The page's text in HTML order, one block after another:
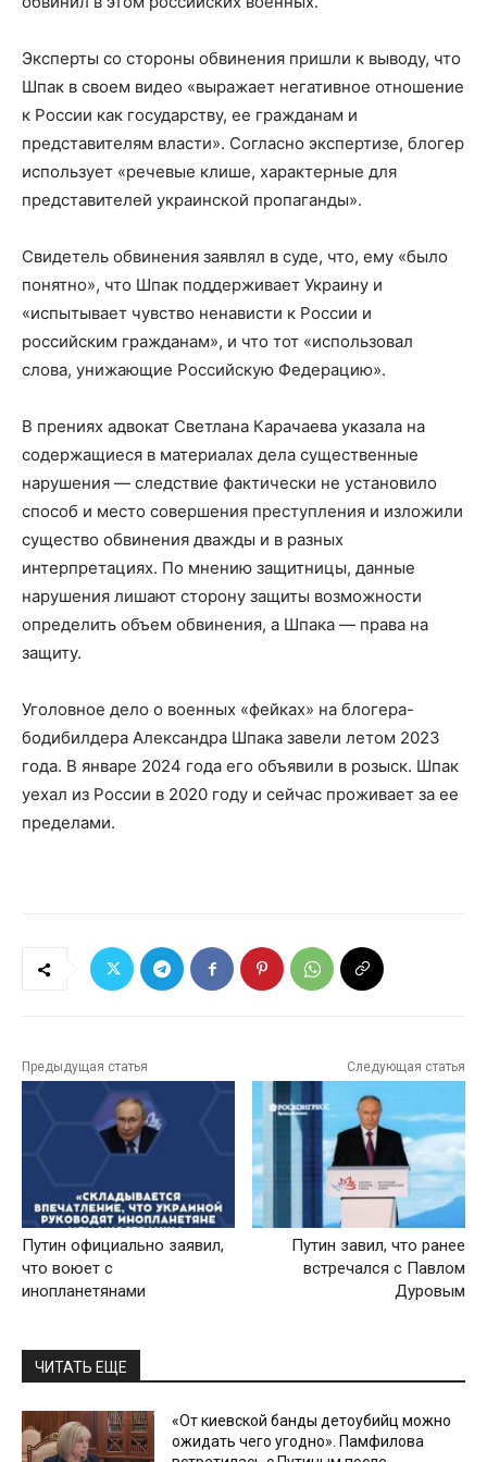
Эксперты со стороны обвинения пришли к выводу, что
Шпак в своем видео «выражает негативное отношение
к России как государству, ее гражданам и
представителям власти». Согласно экспертизе, блогер
использует «речевые клише, характерные для
представителей украинской пропаганды».
Свидетель обвинения заявлял в суде, что, ему «было
понятно», что Шпак поддерживает Украину и
«испытывает чувство ненависти к России и
российским гражданам», и что тот «использовал
слова, унижающие Российскую Федерацию».
В прениях адвокат Светлана Карачаева указала на
содержащиеся в материалах дела существенные
нарушения — следствие фактически не установило
способ и место совершения преступления и изложили
существо обвинения дважды и в разных
интерпретациях. По мнению защитницы, данные
нарушения лишают сторону защиты возможности
определить объем обвинения, а Шпака — права на
защиту.
Уголовное дело о военных «фейках» на блогера-
бодибилдера Александра Шпака завели летом 2023
года. В январе 2024 года его объявили в розыск. Шпак
уехал из России в 2020 году и сейчас проживает за ее
пределами.
Предыдущая статья
Путин официально заявил,
что воюет с
инопланетянами
Следующая статья
Путин завил, что ранее
встречался с Павлом
Дуровым
ЧИТАТЬ ЕЩЕ
«От киевской банды детоубийц можно
ожидать чего угодно». Памфилова